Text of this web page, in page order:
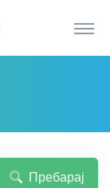
Пребарај